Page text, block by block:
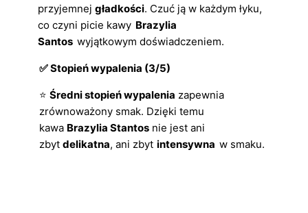
przyjemnej gładkości. Czuć ją w każdym łyku,
co czyni picie kawy Brazylia
Santos wyjątkowym doświadczeniem.
✅ Stopień wypalenia (3/5)
⭐ Średni stopień wypalenia zapewnia
zrównoważony smak. Dzięki temu
kawa Brazylia Stantos nie jest ani
zbyt delikatna, ani zbyt intensywna w smaku.